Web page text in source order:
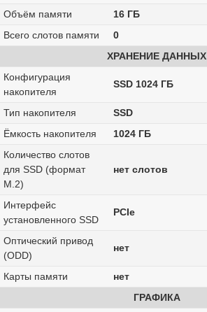
Объём памяти
16 ГБ
Всего слотов памяти
0
ХРАНЕНИЕ ДАННЫХ
Конфигурация
накопителя
SSD 1024 ГБ
Тип накопителя
SSD
Ёмкость накопителя
1024 ГБ
Количество слотов
для SSD (формат
M.2)
нет слотов
Интерфейс
установленного SSD
PCIe
Оптический привод
(ODD)
нет
Карты памяти
нет
ГРАФИКА